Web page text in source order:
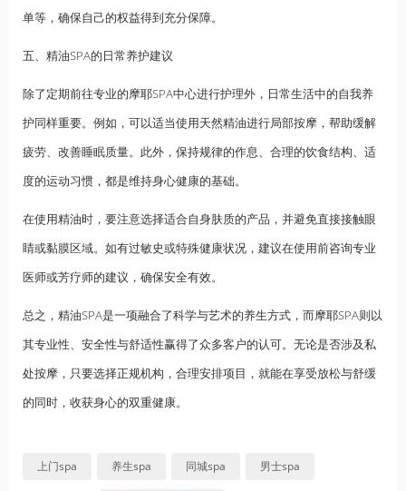
单等，确保自己的权益得到充分保障。
五、精油SPA的日常养护建议
除了定期前往专业的摩耶SPA中心进行护理外，日常生活中的自我养
护同样重要。例如，可以适当使用天然精油进行局部按摩，帮助缓解
疲劳、改善睡眠质量。此外，保持规律的作息、合理的饮食结构、适
度的运动习惯，都是维持身心健康的基础。
在使用精油时，要注意选择适合自身肤质的产品，并避免直接接触眼
睛或黏膜区域。如有过敏史或特殊健康状况，建议在使用前咨询专业
医师或芳疗师的建议，确保安全有效。
总之，精油SPA是一项融合了科学与艺术的养生方式，而摩耶SPA则以
其专业性、安全性与舒适性赢得了众多客户的认可。无论是否涉及私
处按摩，只要选择正规机构，合理安排项目，就能在享受放松与舒缓
的同时，收获身心的双重健康。
上门spa 养生spa 同城spa 男士spa